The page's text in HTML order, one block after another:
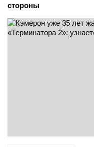
стороны